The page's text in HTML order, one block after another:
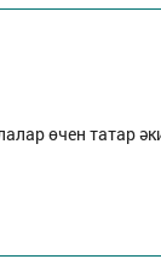
өчен татар